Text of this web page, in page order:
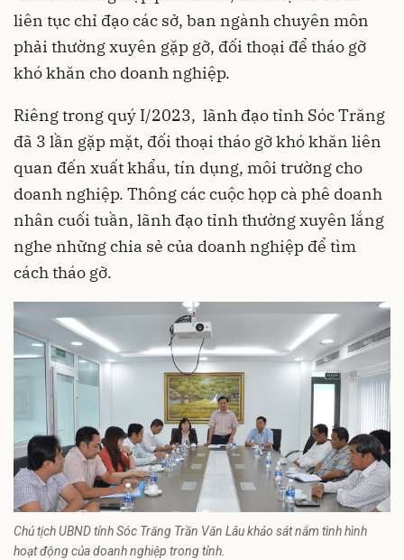
liên tục chỉ đạo các sở, ban ngành chuyên môn
phải thường xuyên gặp gỡ, đối thoại để tháo gỡ
khó khăn cho doanh nghiệp.
Riêng trong quý I/2023, lãnh đạo tỉnh Sóc Trăng
đã 3 lần gặp mặt, đối thoại tháo gỡ khó khăn liên
quan đến xuất khẩu, tín dụng, môi trường cho
doanh nghiệp. Thông các cuộc họp cà phê doanh
nhân cuối tuần, lãnh đạo tỉnh thường xuyên lắng
nghe những chia sẻ của doanh nghiệp để tìm
cách tháo gỡ.
Chủ tịch UBND tỉnh Sóc Trăng Trần Văn Lâu khảo sát nắm tình hình
hoạt động của doanh nghiệp trong tỉnh.